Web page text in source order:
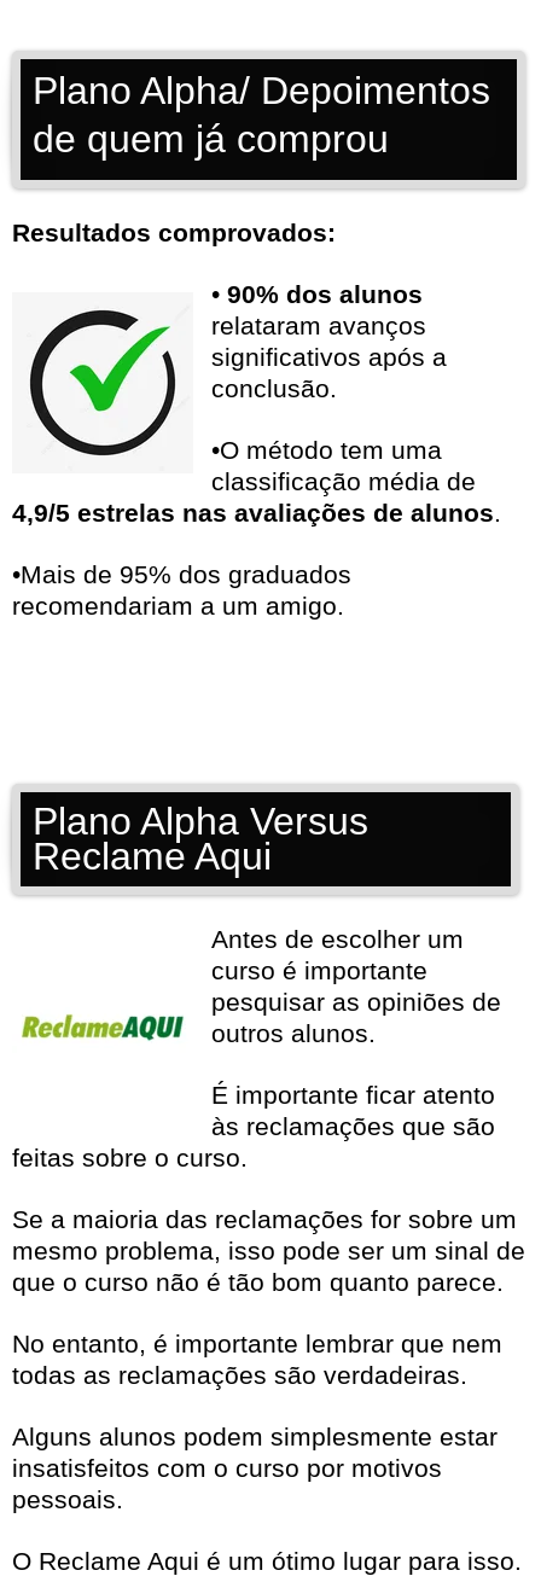
Plano Alpha/ Depoimentos
de quem já comprou
Resultados comprovados:
• 90% dos alunos
relataram avanços
significativos após a
conclusão.
•O método tem uma
classificação média de
4,9/5 estrelas nas avaliações de alunos
•Mais de 95% dos graduados
recomendariam a um amigo.
Plano Alpha Versus
Reclame Aqui
Antes de escolher um
curso é importante
pesquisar as opiniões de
outros alunos.
É importante ficar atento
às reclamações que são
feitas sobre o curso.
Se a maioria das reclamações for sobre um
mesmo problema, isso pode ser um sinal de
que o curso não é tão bom quanto parece.
No entanto, é importante lembrar que nem
todas as reclamações são verdadeiras.
Alguns alunos podem simplesmente estar
insatisfeitos com o curso por motivos
pessoais.
O Reclame Aqui é um ótimo lugar para isso.